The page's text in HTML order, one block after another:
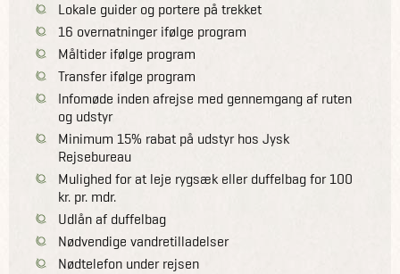
Lokale guider og portere på trekket
16 overnatninger ifølge program
Måltider ifølge program
Transfer ifølge program
Infomøde inden afrejse med gennemgang af ruten
og udstyr
Minimum 15% rabat på udstyr hos Jysk
Rejsebureau
Mulighed for at leje rygsæk eller duffelbag for 100
kr. pr. mdr.
Udlån af duffelbag
Nødvendige vandretilladelser
Nødtelefon under rejsen